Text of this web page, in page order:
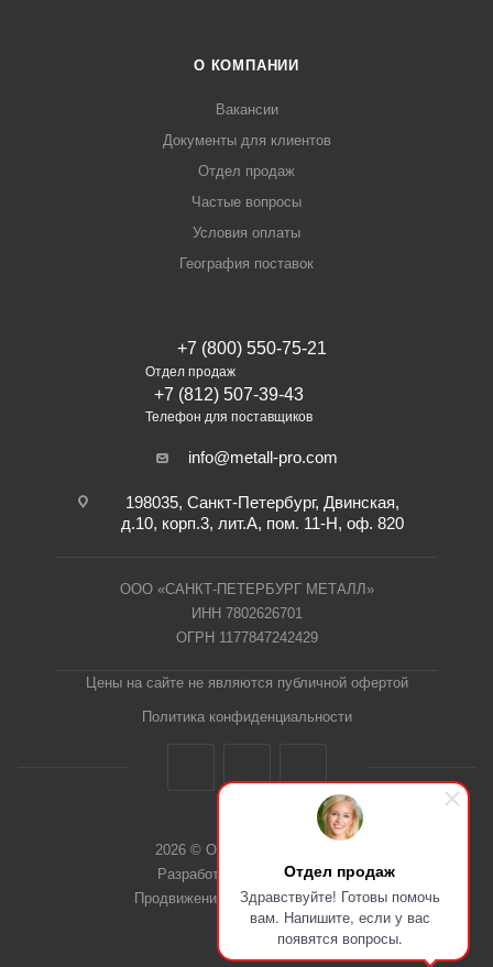
Отдел продаж
Здравствуйте! Готовы помочь
вам. Напишите, если у вас
появятся вопросы.
О КОМПАНИИ
Вакансии
Документы для клиентов
Отдел продаж
Частые вопросы
Условия оплаты
География поставок
+7 (800) 550-75-21
Отдел продаж
+7 (812) 507-39-43
Телефон для поставщиков
info@metall-pro.com
198035, Санкт-Петербург, Двинская,
д.10, корп.3, лит.А, пом. 11-Н, оф. 820
ООО «САНКТ-ПЕТЕРБУРГ МЕТАЛЛ»
ИНН 7802626701
ОГРН 1177847242429
Цены на сайте не являются публичной офертой
Политика конфиденциальности
2026 © ООО "СПб Металл"
Разработка сайта Dieztech
Продвижение сайта — Веб-Центр